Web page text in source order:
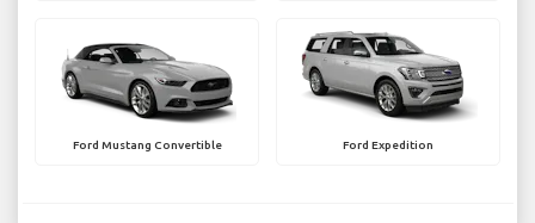
Ford Mustang Convertible Ford Expedition